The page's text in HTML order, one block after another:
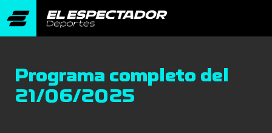
Programa completo del
21/06/2025